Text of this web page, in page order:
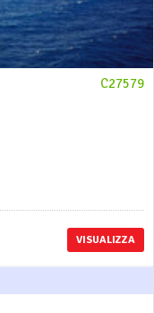
C27579
VISUALIZZA